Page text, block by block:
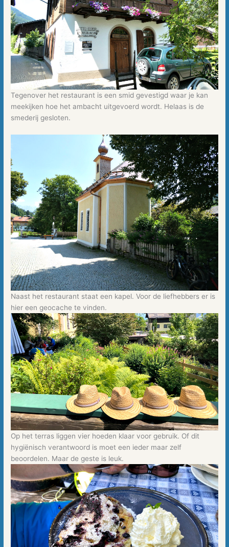
Tegenover het restaurant is een smid gevestigd waar je kan
meekijken hoe het ambacht uitgevoerd wordt. Helaas is de
smederij gesloten.
Naast het restaurant staat een kapel. Voor de liefhebbers er is
hier een geocache te vinden.
Op het terras liggen vier hoeden klaar voor gebruik. Of dit
hygiënisch verantwoord is moet een ieder maar zelf
beoordelen. Maar de geste is leuk.